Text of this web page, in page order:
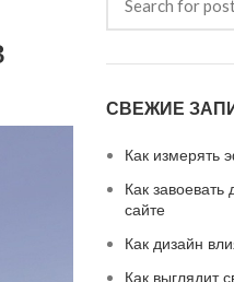
СВЕЖИЕ
Как измерять
Как завоевать
сайте
Как дизайн
Как выглядит